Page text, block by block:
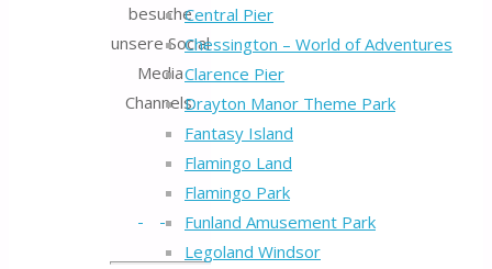
Central Pier
Chessington – World of Adventures
Clarence Pier
Drayton Manor Theme Park
Fantasy Island
Flamingo Land
Flamingo Park
Funland Amusement Park
Legoland Windsor
besuche
unsere Social
Media
Channels: